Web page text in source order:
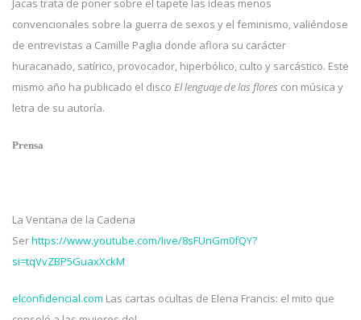
Jacas trata de poner sobre el tapete las ideas menos
convencionales sobre la guerra de sexos y el feminismo, valiéndose
de entrevistas a Camille Paglia donde aflora su carácter
huracanado, satírico, provocador, hiperbólico, culto y sarcástico. Este
mismo año ha publicado el disco El lenguaje de las flores con música y
letra de su autoría.
Prensa
La Ventana de la Cadena
Serhttps://www.youtube.com/live/8sFUnGm0fQY?
si=tqVvZBP5GuaxXckM
elconfidencial.com Las cartas ocultas de Elena Francis: el mito que